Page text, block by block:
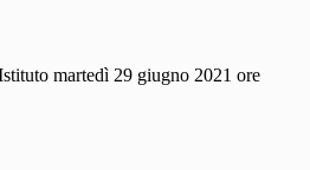
martedì 29 giugno 2021 ore